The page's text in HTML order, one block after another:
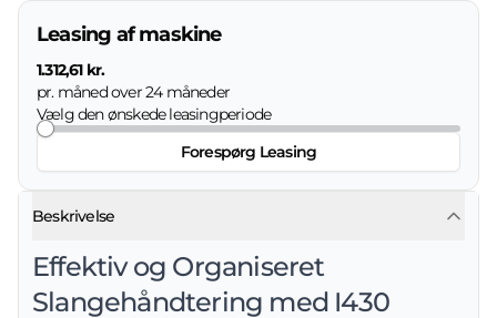
Leasing af maskine
1.312,61 kr.
pr. måned over24måneder
Vælg den ønskede leasingperiode
Forespørg Leasing
Beskrivelse
Effektiv og Organiseret
Slangehåndtering med I430